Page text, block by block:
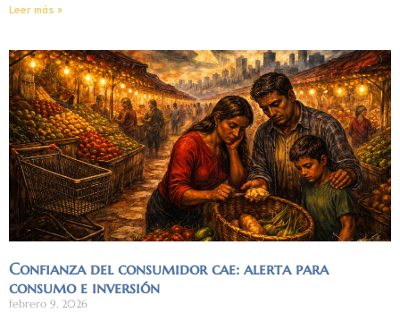
Leer más »
Confianza del consumidor cae: alerta para
consumo e inversión
febrero 9, 2026